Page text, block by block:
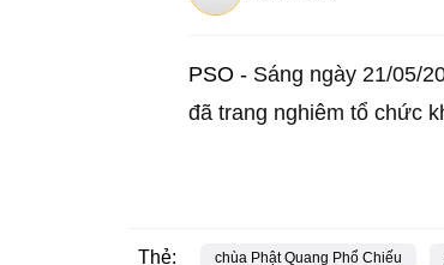
PSO - Sáng ngày 21/05/
đã trang nghiêm tổ chức
Thẻ: chùa Phật Quang Phổ Chiếu